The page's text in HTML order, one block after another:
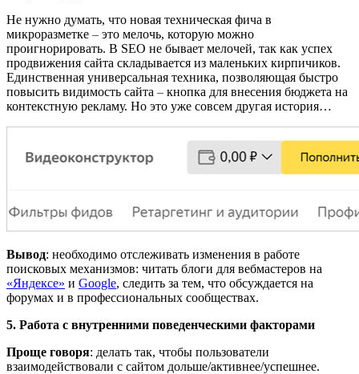
Не нужно думать, что новая техническая фича в
микроразметке – это мелочь, которую можно
проигнорировать. В SEO не бывает мелочей, так как успех
продвижения сайта складывается из маленьких кирпичиков.
Единственная универсальная техника, позволяющая быстро
повысить видимость сайта – кнопка для внесения бюджета на
контекстную рекламу. Но это уже совсем другая история…
Вывод: необходимо отслеживать изменения в работе
поисковых механизмов: читать блоги для вебмастеров на
«Яндексе» и Google, следить за тем, что обсуждается на
форумах и в профессиональных сообществах.
5. Работа с внутренними поведенческими факторами
Проще говоря: делать так, чтобы пользователи
взаимодействовали с сайтом дольше/активнее/успешнее.